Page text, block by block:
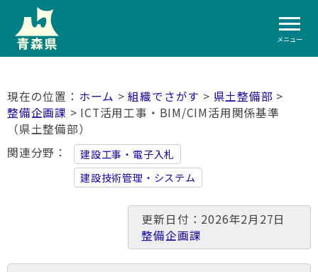
メニュー
ホーム >組織でさがす > 県土整備部 >
整備企画課 > ICT活用工事・BIM/CIM活用関係基準
（県土整備部）
関連分野
建設工事・電子入札
建設技術管理・システム
更新日付：2026年2月27日
整備企画課